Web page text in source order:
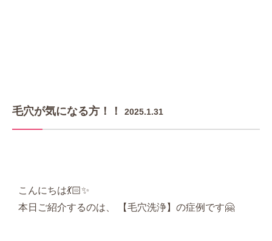
毛穴が気になる方！！ 2025.1.31
こんにちは💃🏻✨
本日ご紹介するのは、 【毛穴洗浄】の症例です🤗